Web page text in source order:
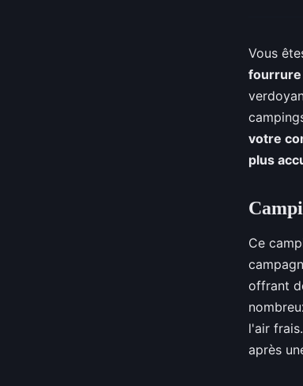
Vous
fourrure
votre
plus
Ce
offrant
l'air
après